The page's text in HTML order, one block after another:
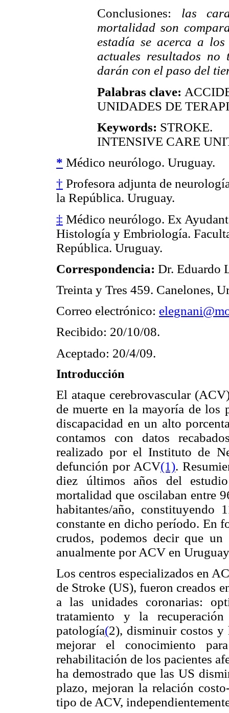
Conclusiones: las
mortalidad son
estadía se acerca a los
actuales resultados no
darán con el paso del
Palabras clave:
UNIDADES DE
Keywords: STROKE.
INTENSIVE CARE
* Médico neurólogo. Uruguay.
† Profesora adjunta de
la República. Uruguay.
‡ Médico neurólogo. Ex
Histología y Embriología.
República. Uruguay.
Correspondencia: Dr. Eduardo
Treinta y Tres 459. Canelones,
Correo electrónico:
Recibido: 20/10/08.
Aceptado: 20/4/09.
Introducción
El ataque cerebrovascular
de muerte en la mayoría de los
discapacidad en un alto
contamos con datos
realizado por el Instituto de
defunción por ACV(1).
diez últimos años del
mortalidad que oscilaban entre
habitantes/año, constituyendo
constante en dicho período. En
crudos, podemos decir que
anualmente por ACV en
Los centros especializados en
de Stroke (US), fueron creados
a las unidades coronarias:
tratamiento y la
patología(2), disminuir costos y
mejorar el conocimiento
rehabilitación de los pacientes
ha demostrado que las US
plazo, mejoran la relación
tipo de ACV,